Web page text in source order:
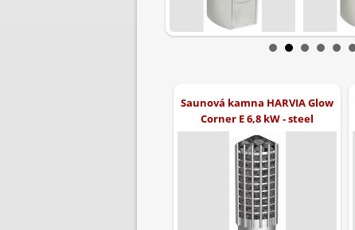
Saunová kamna HARVIA Glow
Corner E 6,8 kW - steel